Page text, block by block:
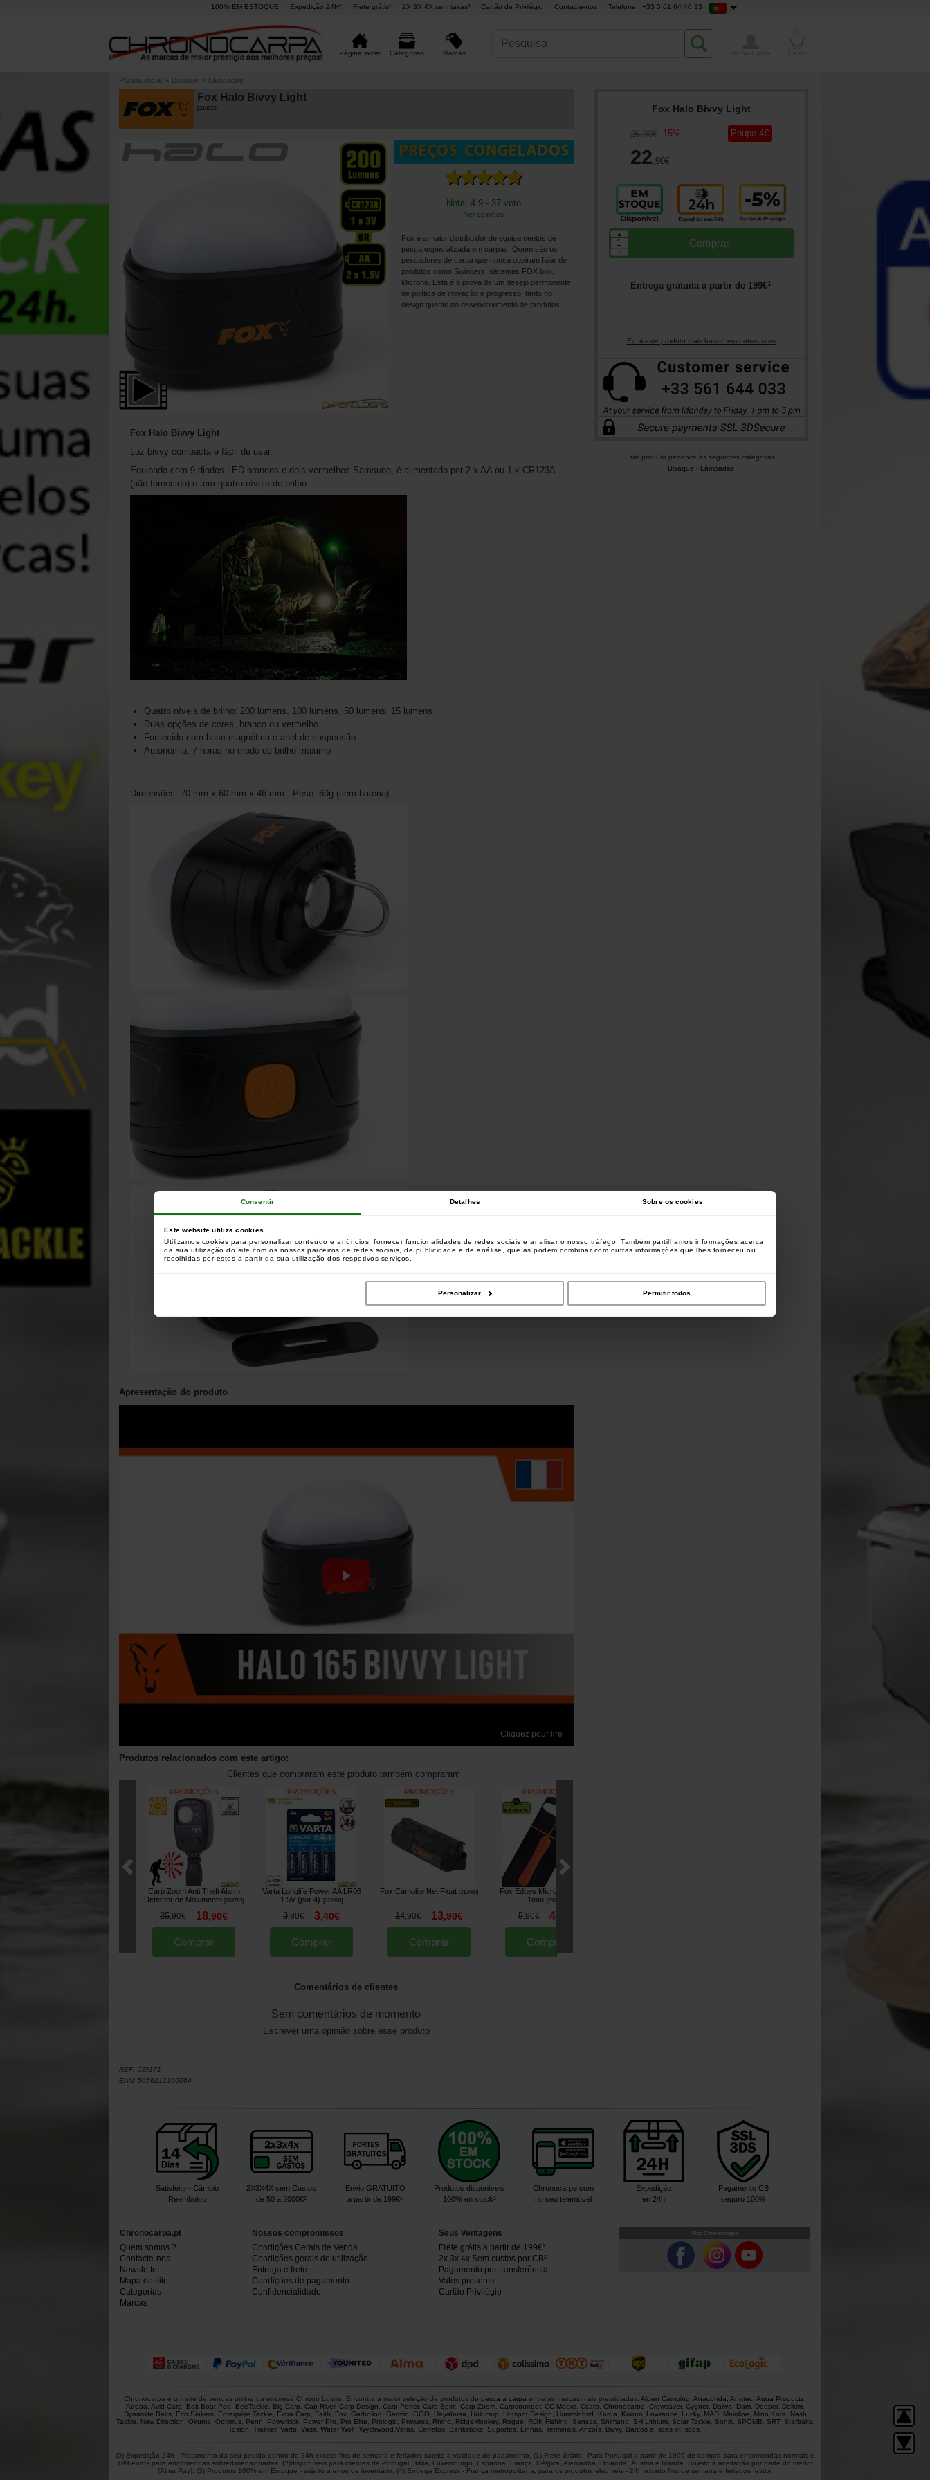
Consentir Detalhes Sobre os cookies
Este website utiliza cookies
Utilizamos cookies para personalizar conteúdo e anúncios, fornecer funcionalidades de redes sociais e analisar o nosso tráfego. Também partilhamos informações acerca
da sua utilização do site com os nossos parceiros de redes sociais, de publicidade e de análise, que as podem combinar com outras informações que lhes forneceu ou
recolhidas por estes a partir da sua utilização dos respetivos serviços.
Personalizar Permitir todos
100% EM ESTOQUE Expedição 24H° Frete grátis¹ 2X 3X 4X sem taxas² Cartão de Privilégio Contacte-nos Telefone : +33 5 61 64 40 33
Página inicial Categorias Marcas
Página inicial » Bivaque » Lâmpadas
Fox Halo Bivvy Light
214323]
Nota: 4.9 - 37 voto
Ver opiniões
Fox é a maior distribuidor de equipamentos de
pesca especializada em carpas. Quem são os
pescadores de carpa que nunca ouviram falar de
produtos como Swingers, sistemas FOX box,
Microns. Esta é a prova de um desejo permanente
de política de inovação e progresso, tanto no
design quanto no desenvolvimento de produtos.
Fox Halo Bivvy Light
26,90€ -15%
22,90€
Poupe 4€
Comprar
▲
Entrega gratuita a partir de 199€1
Eu vi este produto mais barato em outros sites
Este produto pertence às seguintes categorias:
Bivaque - Lâmpadas
Fox Halo Bivvy Light
Luz bivvy compacta e fácil de usar.
Equipado com 9 diodos LED brancos e dois vermelhos Samsung, é alimentado por 2 x AA ou 1 x CR123A
(não fornecido) e tem quatro níveis de brilho.
Quatro níveis de brilho: 200 lumens, 100 lumens, 50 lumens, 15 lumens
Duas opções de cores, branco ou vermelho
Fornecido com base magnética e anel de suspensão
Autonomia: 7 horas no modo de brilho máximo
Dimensões: 70 mm x 60 mm x 46 mm - Peso: 60g (sem bateria)
Apresentação do produto
Cliquez pour lire
Produtos relacionados com este artigo:
Clientes que compraram este produto também compraram :
Carp Zoom Anti Theft Alarm
Detector de Movimento [203783]
25,90€ 18,90€
Comprar
Varta Longlife Power AA LR06
1.5V (por 4)
222020]
3,90€ 3,40€
Comprar
Fox Camolite Net Float [212560]
14,90€ 13,90€
Comprar
Fox Edges Micro Drill Broca
1mm
232540
5,90€ 4
Comprar
Comentários de clientes
Sem comentários de momento
Escrever uma opinião sobre esse produto
REF: CEI171
EAN: 5056212100064
Satisfeito - Câmbio
Reembolso
2X3X4X sem Custos
de 50 a 2000€²
Envio GRATUITO
a partir de 199€¹
Produtos disponíveis
100% en stock³
Chronocarpe.com
no seu telemóvel
Expedição
en 24h
Pagamento CB
seguro 100%
Chronocarpa.pt
Quem somos ?
Contacte-nos
Newsletter
Mapa do site
Categorias
Marcas
Nossos compromissos
Condições Gerais de Venda
Condições gerais de utilização
Entrega e frete
Condições de pagamento
Confidencialidade
Seus Ventagens
Frete grátis a partir de 199€¹
2x 3x 4x Sem custos por CB²
Pagamento por transferência
Vales presente
Cartão Privilégio
Siga Chronocarpa
Chronocarpa é um site de vendas online da empresa Chrono Loisirs. Encontra a maior seleção de produtos de pesca a carpa entre as marcas mais prestigiadas. Alpen Camping, Anaconda, Anatec, Aqua Products,
Atropa, Avid Carp, Bait Boat Pod , BeeTackle, Big Carp, Cap River, Carp Design, Carp Porter, Carp Spirit, Carp Zoom, Carpsounder, CC Moore, Ccarp, Chronocarpe, Crewsaver, Cygnet, Daiwa, Dam, Deeper, Delkim,
Dynamite Baits, Eco Sinkers, Enterprise Tackle, Extra Carp, Faith, Fox, Garbolino, Garmin, GOO, Hayabusa, Holdcarp, Hotspot Design, Humminbird , Korda, Korum, Lowrance, Lucky, MAD, Mainline, Minn Kota, Nash
Tackle, New Direction, Okuma, Optimus, Penn, Powerkick, Power Pro, Pro Elite, Prologic, Prowess, Rhino, RidgeMonkey, Rogue, ROK Fishing, Sensas, Shimano, SH Lithium, Solar Tackle, Sonik, SPOMB, SRT, Starbaits,
Toslon, Trakker, Varta, Vass, Water Wolf, Wychwood .Varas, Carretos, Banksticks, Suportes, Linhas, Terminais, Anzoís, Bivvy, Barcos a Iscas et Iscos.
(0) Expedição 24h - Tratamento da seu pedido dentro de 24h exceto fins de semana e feriados sujeito a validade de pagamento. (1) Frete Grátis - Para Portugal a partir de 199€ de compra para encomendas normais e
199 euros para encomendas sobredimensionadas. (2)disponíveis para clientes de Portugal, Itália, Luxemburgo, Espanha, França, Bélgica, Alemanha, Holanda, Áustria e Irlanda. Sujeito à aceitação por parte do credor
(Alma Pay). (3) Produtos 100% em Estoque - sujeito a erros de inventário. (4) Entrega Express - França metropolitana, para os produtos elegíveis - 24h exceto fins de semana e feriados festivi.